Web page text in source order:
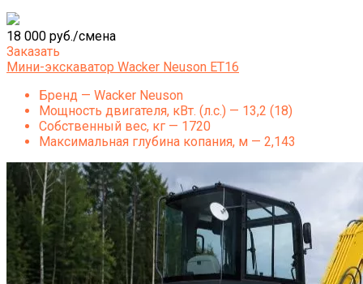
18 000 руб./смена
Заказать
Мини-экскаватор Wacker Neuson ET16
Бренд — Wacker Neuson
Мощность двигателя, кВт. (л.с.) — 13,2 (18)
Собственный вес, кг — 1720
Максимальная глубина копания, м — 2,143